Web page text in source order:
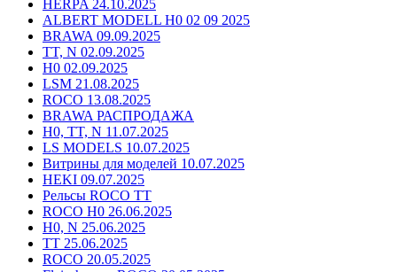
HERPA 24.10.2025
ALBERT MODELL H0 02 09 2025
BRAWA 09.09.2025
TT, N 02.09.2025
H0 02.09.2025
LSM 21.08.2025
ROCO 13.08.2025
BRAWA РАСПРОДАЖА
H0, TT, N 11.07.2025
LS MODELS 10.07.2025
Витрины для моделей 10.07.2025
HEKI 09.07.2025
Рельсы ROCO TT
ROCO H0 26.06.2025
H0, N 25.06.2025
TT 25.06.2025
ROCO 20.05.2025